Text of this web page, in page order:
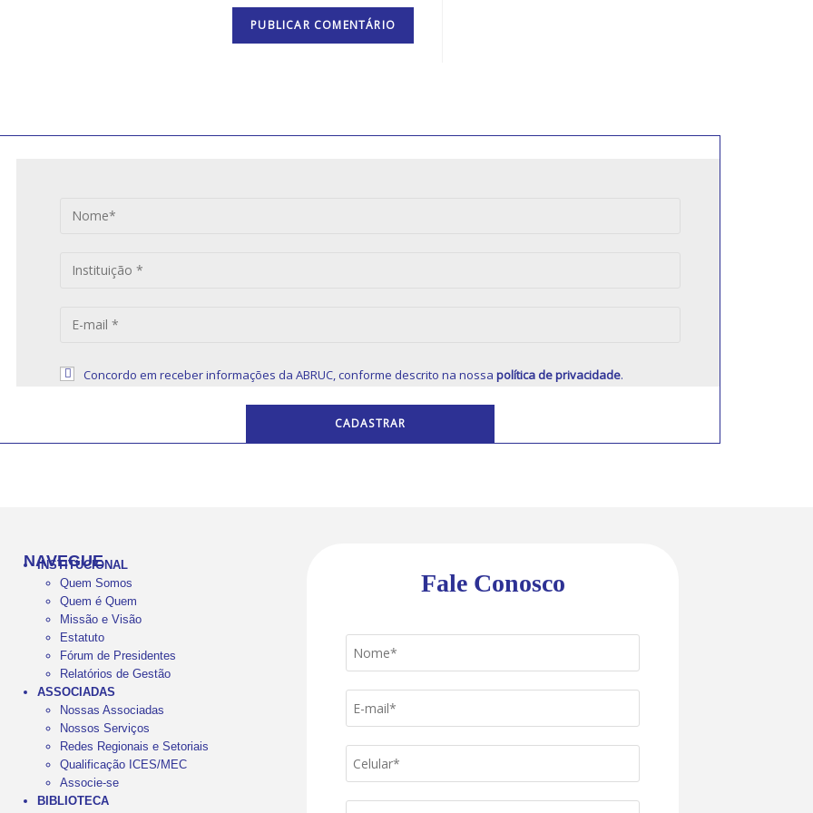
Concordo em receber informações da ABRUC, conforme descrito na nossa política de privacidade.
NAVEGUE
INSTITUCIONAL
Quem Somos
Quem é Quem
Missão e Visão
Estatuto
Fórum de Presidentes
Relatórios de Gestão
ASSOCIADAS
Nossas Associadas
Nossos Serviços
Redes Regionais e Setoriais
Qualificação ICES/MEC
Associe-se
BIBLIOTECA
Fale Conosco